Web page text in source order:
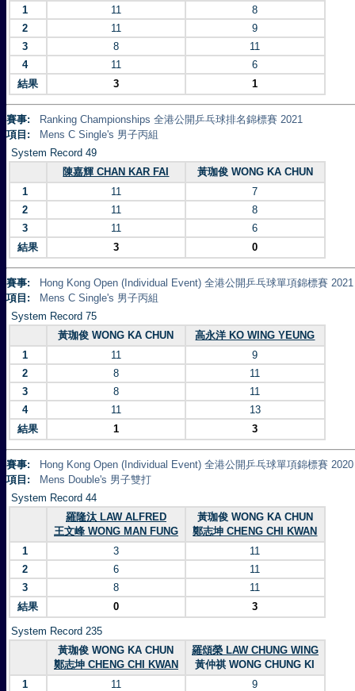
1
11
8
2
11
9
3
8
11
4
11
6
結果
3 1
賽事:
Ranking Championships 全港公開乒乓球排名錦標賽 2021
項目:
Mens C Single's 男子丙組
System Record 49
陳嘉輝 CHAN KAR FAI
黃珈俊 WONG KA CHUN
1
11
7
2
11
8
3
11
6
結果
3 0
賽事:
Hong Kong Open (Individual Event) 全港公開乒乓球單項錦標賽 2021
項目:
Mens C Single's 男子丙組
System Record 75
黃珈俊 WONG KA CHUN
高永洋 KO WING YEUNG
1
11
9
2
8
11
3
8
11
4
11
13
結果
1 3
賽事:
Hong Kong Open (Individual Event) 全港公開乒乓球單項錦標賽 2020
項目:
Mens Double's 男子雙打
System Record 44
羅隆汰 LAW ALFRED
王文峰 WONG MAN FUNG
黃珈俊 WONG KA CHUN
鄭志坤 CHENG CHI KWAN
1
3
11
2
6
11
3
8
11
結果
0 3
System Record 235
黃珈俊 WONG KA CHUN
鄭志坤 CHENG CHI KWAN
羅頌榮 LAW CHUNG WING
黃仲祺 WONG CHUNG KI
1
11
9